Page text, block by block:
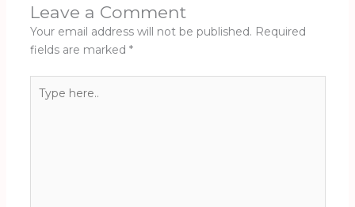
Leave a Comment
Your email address will not be published. Required
fields are marked *
here..